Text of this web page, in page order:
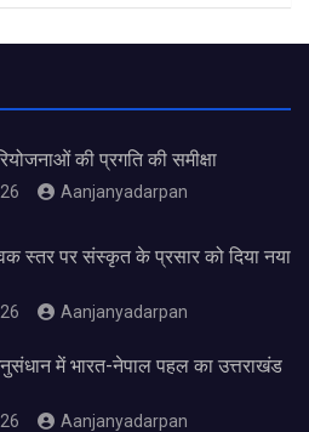
की प्रगति की समीक्षा
Aanjanyadarpan
स्तर पर संस्कृत के प्रसार को दिया नया
Aanjanyadarpan
में भारत-नेपाल पहल का उत्तराखंड
Aanjanyadarpan